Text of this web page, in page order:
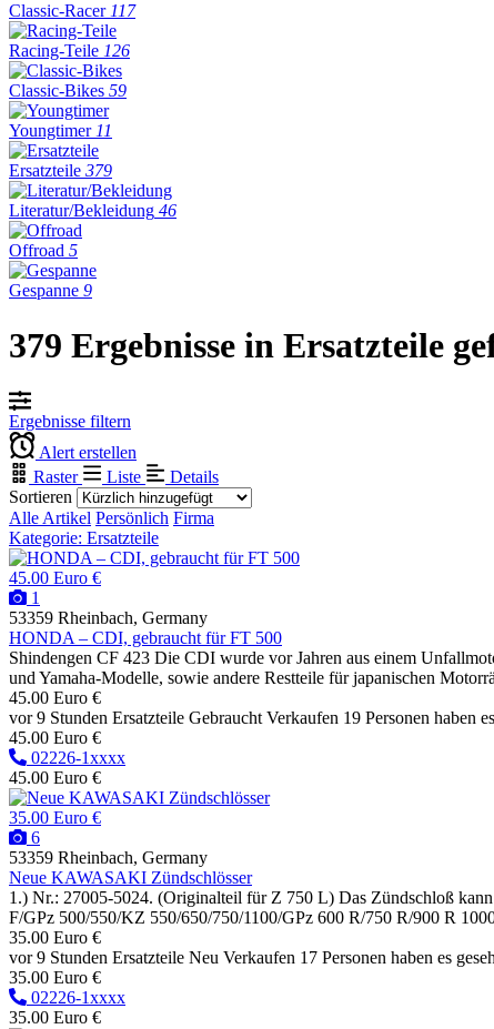
Classic-Racer 117
Racing-Teile 126
Classic-Bikes 59
Youngtimer 11
Ersatzteile 379
Literatur/Bekleidung 46
Offroad 5
Gespanne 9
379 Ergebnisse in Ersatzteile
Ergebnisse filtern
Alert erstellen
Raster
Liste
Details
Sortieren
Alle Artikel Persönlich Firma
Kategorie: Ersatzteile
45.00 Euro €
1
53359 Rheinbach, Germany
HONDA – CDI, gebraucht für FT 500
Shindengen CF 423 Die CDI wurde vor Jahren aus einem
und Yamaha-Modelle, sowie andere Restteile für japanischen
45.00 Euro €
vor 9 Stunden Ersatzteile Gebraucht Verkaufen 19 Personen haben
45.00 Euro €
02226-1xxxx
45.00 Euro €
35.00 Euro €
6
53359 Rheinbach, Germany
Neue KAWASAKI Zündschlösser
1.) Nr.: 27005-5024. (Originalteil für Z 750 L) Das Zündschloß
F/GPz 500/550/KZ 550/650/750/1100/GPz 600 R/750 R/900 R
35.00 Euro €
vor 9 Stunden Ersatzteile Neu Verkaufen 17 Personen haben es
35.00 Euro €
02226-1xxxx
35.00 Euro €